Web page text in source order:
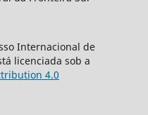
Internacional de
licenciada sob a
4.0